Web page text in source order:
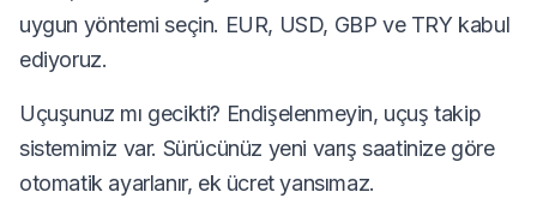
uygun yöntemi seçin. EUR, USD, GBP ve TRY kabul
ediyoruz.
Uçuşunuz mı gecikti? Endişelenmeyin, uçuş takip
sistemimiz var. Sürücünüz yeni varış saatinize göre
otomatik ayarlanır, ek ücret yansımaz.